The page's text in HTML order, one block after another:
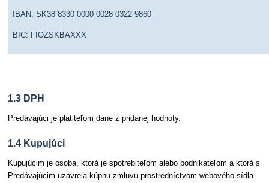
IBAN: SK38 8330 0000 0028 0322 9860
BIC: FIOZSKBAXXX
1.3 DPH
Predávajúci je platiteľom dane z pridanej hodnoty.
1.4 Kupujúci
Kupujúcim je osoba, ktorá je spotrebiteľom alebo podnikateľom a ktorá s
Predávajúcim uzavrela kúpnu zmluvu prostredníctvom webového sídla